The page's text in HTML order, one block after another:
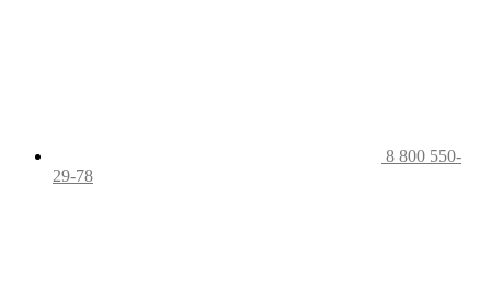
8 800 550-
29-78